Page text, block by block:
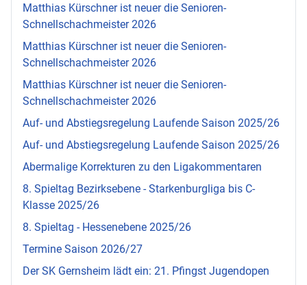
Matthias Kürschner ist neuer die Senioren-
Schnellschachmeister 2026
Matthias Kürschner ist neuer die Senioren-
Schnellschachmeister 2026
Matthias Kürschner ist neuer die Senioren-
Schnellschachmeister 2026
Auf- und Abstiegsregelung Laufende Saison 2025/26
Auf- und Abstiegsregelung Laufende Saison 2025/26
Abermalige Korrekturen zu den Ligakommentaren
8. Spieltag Bezirksebene - Starkenburgliga bis C-
Klasse 2025/26
8. Spieltag - Hessenebene 2025/26
Termine Saison 2026/27
Der SK Gernsheim lädt ein: 21. Pfingst Jugendopen